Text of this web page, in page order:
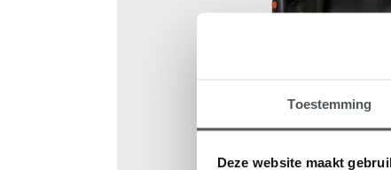
Toestemming
Deze website maakt